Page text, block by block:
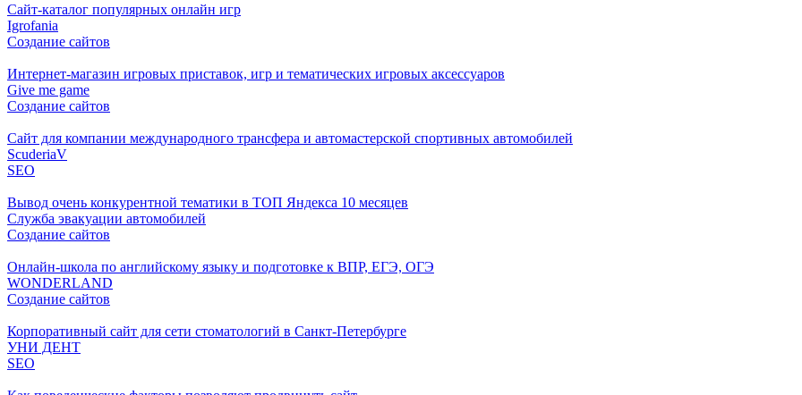
Cайт-каталог популярных онлайн игр
Igrofania
Создание сайтов
Интернет-магазин игровых приставок, игр и тематических игровых аксессуаров
Give me game
Создание сайтов
Сайт для компании международного трансфера и автомастерской спортивных автомобилей
ScuderiaV
SEO
Вывод очень конкурентной тематики в ТОП Яндекса 10 месяцев
Служба эвакуации автомобилей
Создание сайтов
Онлайн-школа по английскому языку и подготовке к ВПР, ЕГЭ, ОГЭ
WONDERLAND
Создание сайтов
Корпоративный сайт для сети стоматологий в Санкт-Петербурге
УНИ ДЕНТ
SEO